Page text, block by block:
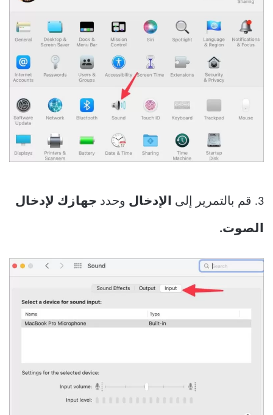
3. قم بالتمرير إلى الإدخال وحدد جهازك لإدخال
الصوت.